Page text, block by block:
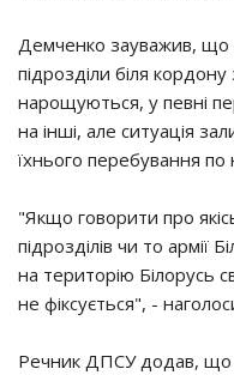
Демченко зауважив, що
підрозділи біля
нарощуються, у певні
на інші, але ситуація
їхнього перебування
"Якщо говорити про
підрозділів чи то армії
на територію Білорусь
не фіксується", -
Речник ДПСУ додав, що